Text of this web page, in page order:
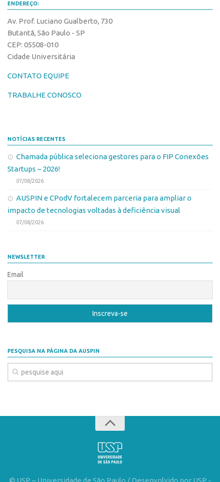
Portal do Inventor
VPI – Vocação para Inovação
Patrimônio Genético
Leis e Normas
Transferência de Tecnologia
Editais de TT
Chamamento
Parcerias PD&I
PIPE/FAPESP
Exceções
Programas
Inteligência Competitiva
Jornada Empreendedora
Bolsas
Prêmio USP de Empreendedorismo
ENDEREÇO:
Av. Prof. Luciano Gualberto, 730
Butantã, São Paulo - SP
CEP: 05508-010
Cidade Universitária
CONTATO EQUIPE
TRABALHE CONOSCO
NOTÍCIAS RECENTES
Chamada pública seleciona gestores para o FIP Conexões
Startups – 2026!
07/08/2026
AUSPIN e CPodV fortalecem parceria para ampliar o
impacto de tecnologias voltadas à deficiência visual
07/08/2026
NEWSLETTER
Email
PESQUISA NA PÁGINA DA AUSPIN